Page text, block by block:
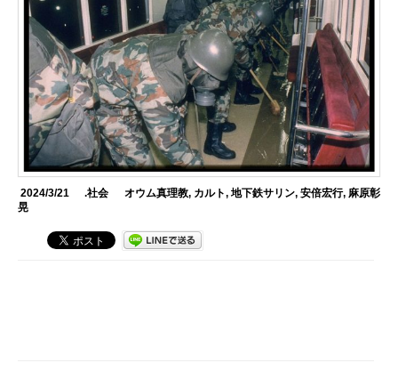
2024/3/21 .社会 オウム真理教, カルト, 地下鉄サリン, 安倍宏行, 麻原彰
晃